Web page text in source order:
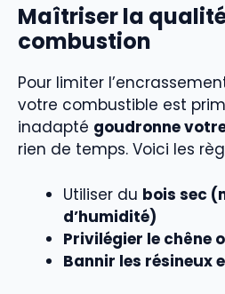
Maîtriser la
combustion
Pour limiter
votre combustible est
inadapté goudronne
rien de temps. Voici les
Utiliser du bois sec
d’humidité)
Privilégier le chêne
Bannir les résineux